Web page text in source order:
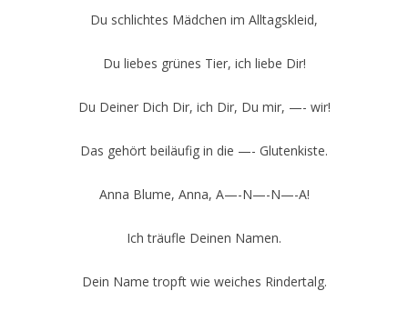
Du schlichtes Mädchen im Alltagskleid,
Du liebes grünes Tier, ich liebe Dir!
Du Deiner Dich Dir, ich Dir, Du mir, —- wir!
Das gehört beiläufig in die —- Glutenkiste.
Anna Blume, Anna, A—-N—-N—-A!
Ich träufle Deinen Namen.
Dein Name tropft wie weiches Rindertalg.